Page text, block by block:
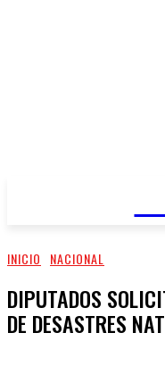
INICIO NACIONAL
DIPUTADOS
DE DESASTRES